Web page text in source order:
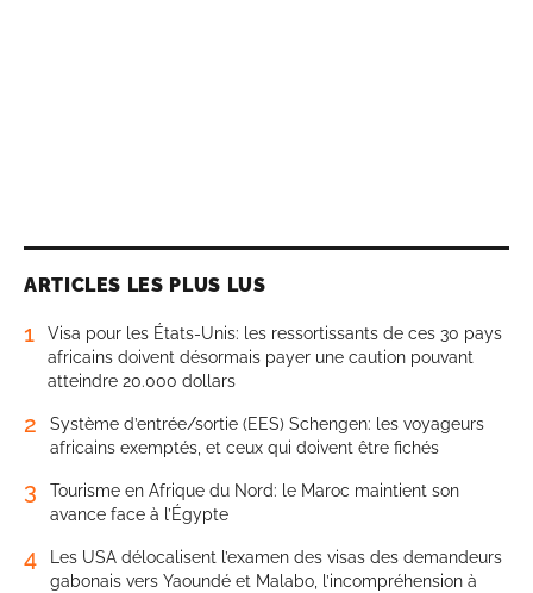
ARTICLES LES PLUS LUS
1
Visa pour les États-Unis: les ressortissants de ces 30 pays
africains doivent désormais payer une caution pouvant
atteindre 20.000 dollars
2
Système d’entrée/sortie (EES) Schengen: les voyageurs
africains exemptés, et ceux qui doivent être fichés
3
Tourisme en Afrique du Nord: le Maroc maintient son
avance face à l’Égypte
4
Les USA délocalisent l’examen des visas des demandeurs
gabonais vers Yaoundé et Malabo, l’incompréhension à